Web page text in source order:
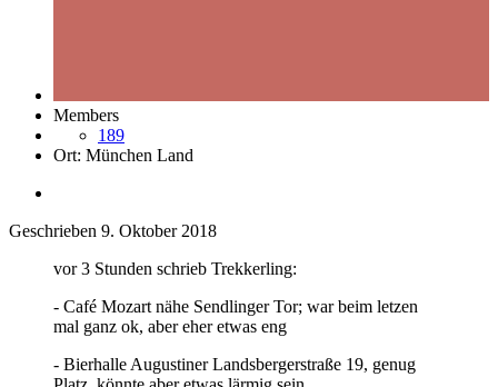
Members
189
Ort: München Land
Geschrieben 9. Oktober 2018
vor 3 Stunden schrieb Trekkerling:
- Café Mozart nähe Sendlinger Tor; war beim letzen
mal ganz ok, aber eher etwas eng
- Bierhalle Augustiner Landsbergerstraße 19, genug